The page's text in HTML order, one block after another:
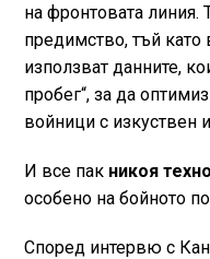
на фронтовата
предимство, тъй
използват данните,
пробег“, за да
войници с изкуствен
И все пак никоя
особено на бойното
Според интервю с